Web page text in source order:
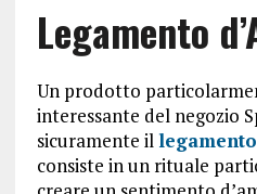
Legamento
Un prodotto
interessante del negozio
sicuramente il
consiste in un rituale